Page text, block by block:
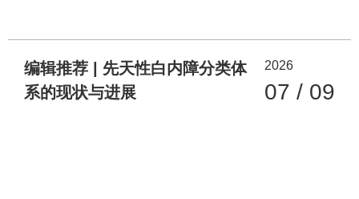
编辑推荐 | 先天性白内障分类体
系的现状与进展
2026
07 / 09